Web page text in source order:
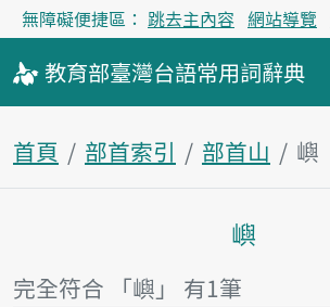
無障礙便捷區： 跳去主內容 網站導覽
教育部臺灣台語常用詞辭典
首頁 部首索引 部首山 嶼
主內容區
嶼
完全符合 「嶼」 有1筆